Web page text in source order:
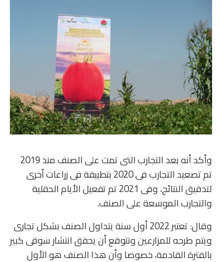
وأكد أنه بعد التجارب التى تمت على الصنف منذ 2019
تم تصعيد التجارب فى 2020 بتطبيقة فى زراعات أخرى
لتدقيق النتائج، وفى 2021 تم تفعيل الأيام الحقلية
والتجارب الموسعة على الصنف.
وقال: تعتبر 2022 أول سنة يتداول الصنف بشكل تجارى
ويتم طرحه للمزارعين ونتوقع أن يحقق انتشار سوقى كبير
بالفترة القادمة، خصوصا وأن هذا الصنف هو الأول